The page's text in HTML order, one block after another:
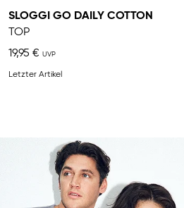
SLOGGI GO DAILY COTTON
TOP
19,95 €
Letzter Artikel